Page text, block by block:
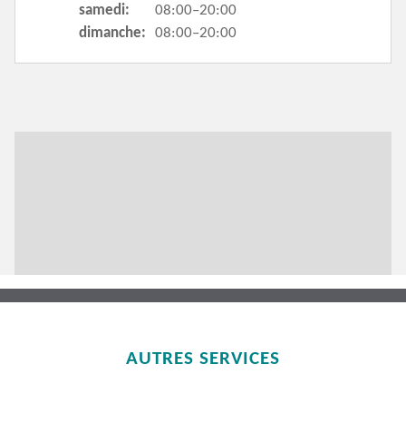
samedi:
08:00–20:00
dimanche:
08:00–20:00
AUTRES SERVICES